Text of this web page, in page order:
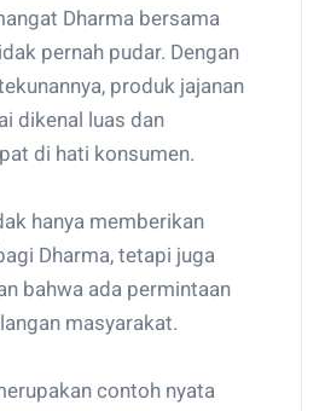
Dharma bersama
pernah pudar. Dengan
produk jajanan
dikenal luas dan
di hati konsumen.
hanya memberikan
Dharma, tetapi juga
bahwa ada permintaan
masyarakat.
contoh nyata